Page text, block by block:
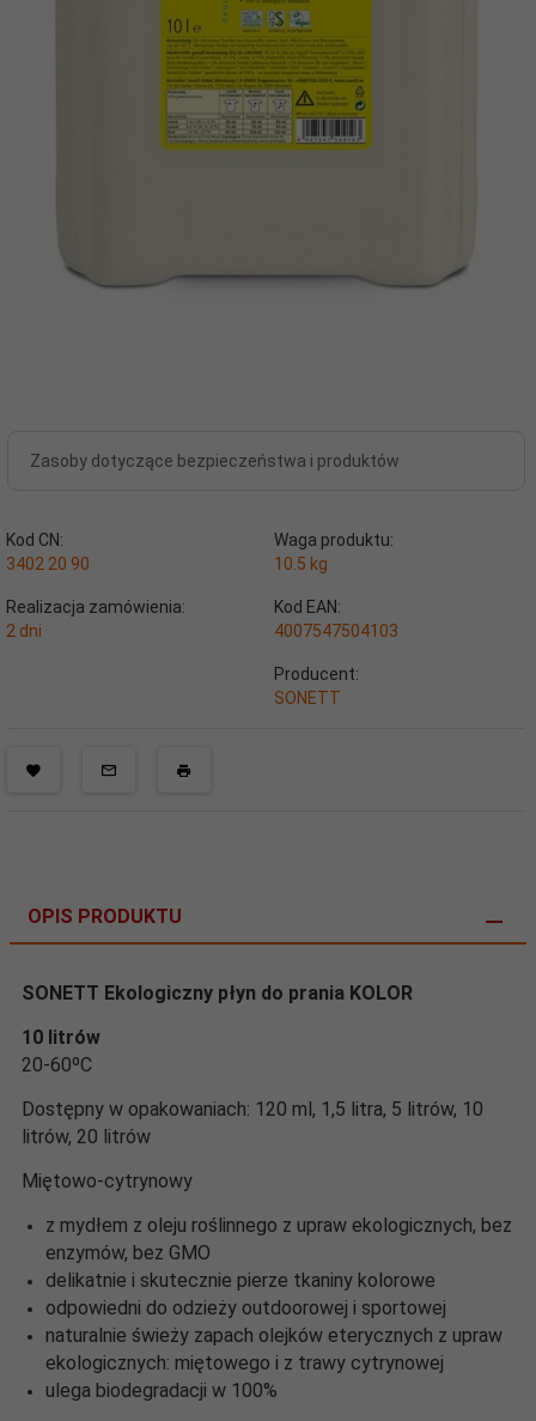
Zasoby dotyczące bezpieczeństwa i produktów
Kod CN:
3402 20 90
Waga produktu:
10.5 kg
Realizacja zamówienia:
2 dni
Kod EAN:
4007547504103
Producent:
SONETT
OPIS PRODUKTU
SONETT Ekologiczny płyn do prania KOLOR
10 litrów
20-60ºC
Dostępny w opakowaniach: 120 ml, 1,5 litra, 5 litrów, 10
litrów, 20 litrów
Miętowo-cytrynowy
z mydłem z oleju roślinnego z upraw ekologicznych, bez
enzymów, bez GMO
delikatnie i skutecznie pierze tkaniny kolorowe
odpowiedni do odzieży outdoorowej i sportowej
naturalnie świeży zapach olejków eterycznych z upraw
ekologicznych: miętowego i z trawy cytrynowej
ulega biodegradacji w 100%